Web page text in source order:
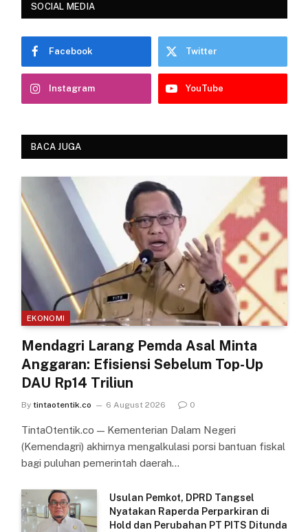
SOCIAL MEDIA
Facebook Twitter
Instagram YouTube
BACA JUGA
EKONOMI
Mendagri Larang Pemda Asal Minta
Anggaran: Efisiensi Sebelum Top-Up
DAU Rp14 Triliun
By tintaotentik.co 6 August 2026 0
TintaOtentik.co — Kementerian Dalam Negeri
(Kemendagri) akhirnya mengalkulasi porsi bantuan fiskal
bagi puluhan pemerintah daerah…
Usulan Pemkot, DPRD Tangsel
Nyatakan Raperda Perparkiran di
Hold dan Perubahan PT PITS Ditunda